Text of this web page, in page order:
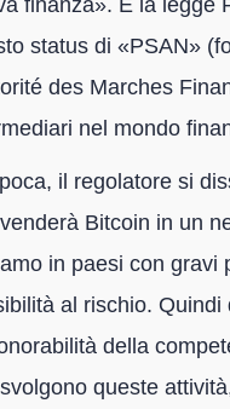
finanza». E la legge
status di «PSAN»
des Marches
nel mondo
il regolatore si
Bitcoin in un
in paesi con gravi
al rischio.
della
queste